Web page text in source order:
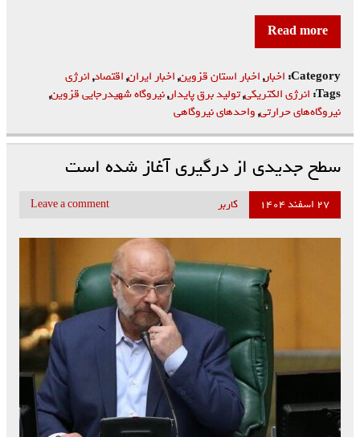
Read more
Category: اخبار,اخبار استان قزوین,اخبار ایران,اقتصاد,انرژی
Tags: انرژی الکتریکی,تولید برق پایدار,نیروگاه شهیدرجایی قزوین,
نیروگاه‌های حرارتی,واحدهای نیروگاهی
سطح جدیدی از درگیری آغاز شده است
۲۷ اسفند ۱۴۰۴ کاربر Leave a comment